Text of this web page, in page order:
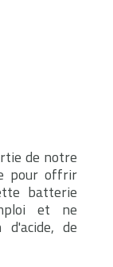
de notre
pour offrir
batterie
et ne
d'acide, de